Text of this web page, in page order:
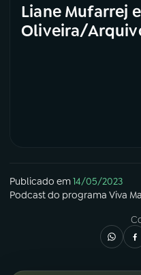
Liane Mufarrej
Oliveira/
Publicado em14/05/2023
Podcastdo programa Viva